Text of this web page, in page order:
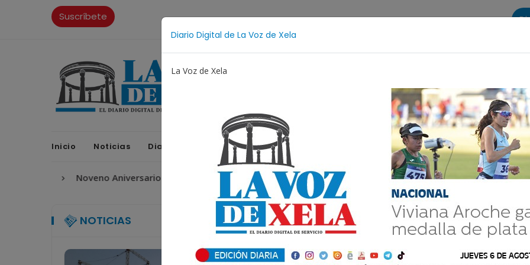
Diario Digital de La Voz de Xela
La Voz de Xela
Suscríbete
Inicio Noticias Diario Digital Opiniones La Voz de Xela Sports Contáctanos LA VOZ 25
Noveno Aniversario Fichajes Niñez y Adolescencia Estafa Protección Infantil
NOTICIAS